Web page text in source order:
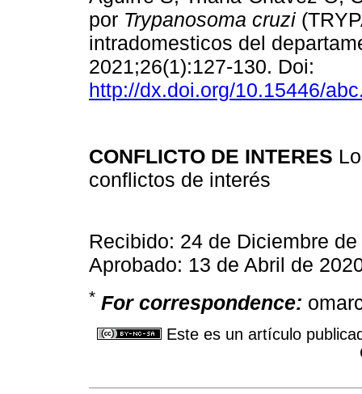
por Trypanosoma cruzi
intradomesticos del
2021;26(1):127-130. Doi:
http://dx.doi.org/10.15446/
CONFLICTO DE INTERES
conflictos de interés
Recibido: 24 de Diciembre
Aprobado: 13 de Abril de
* For correspondence:
Este es un artículo